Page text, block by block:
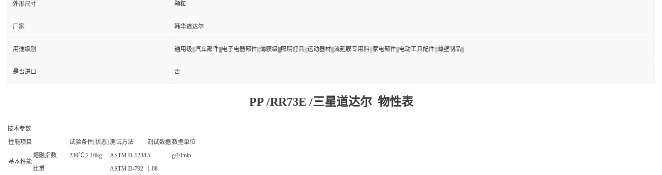
外形尺寸 颗粒
厂家 韩华道达尔
用途级别 通用级|||汽车部件|||电子电器部件|||薄膜级|||照明灯具|||运动器材|||流延膜专用料|||家电部件|||电动工具配件|||薄壁制品|||
是否进口 否
PP /RR73E /三星道达尔 物性表
技术参数
性能项目
试验条件[状态] 测试方法 测试数据数据单位
基本性能
熔融指数 230℃,2.16kg ASTM D-12385
g/10min
比重
ASTM D-792 1.08